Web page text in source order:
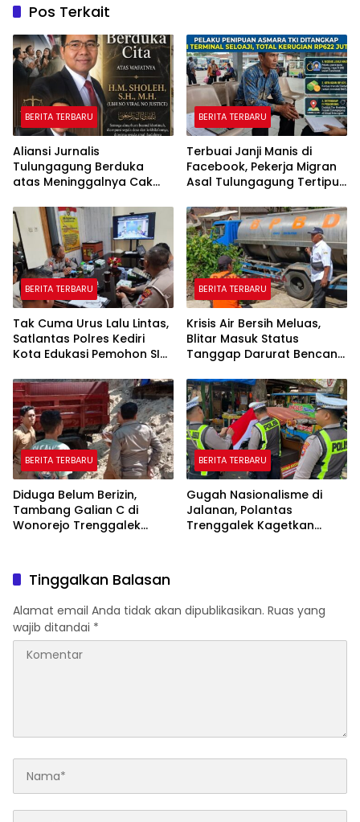
Pos Terkait
BERITA TERBARU
Aliansi Jurnalis
Tulungagung Berduka
atas Meninggalnya Cak
“Beliau Pejuang Keadilan
yang Vokal”
BERITA TERBARU
Terbuai Janji Manis di
Facebook, Pekerja Migran
Asal Tulungagung Tertipu
BERITA TERBARU
Tak Cuma Urus Lalu Lintas,
Satlantas Polres Kediri
Kota Edukasi Pemohon SIM
Pelatihan AI
BERITA TERBARU
Krisis Air Bersih Meluas,
Blitar Masuk Status
Tanggap Darurat Bencana
BERITA TERBARU
Diduga Belum Berizin,
Tambang Galian C di
Wonorejo Trenggalek
BERITA TERBARU
Gugah Nasionalisme di
Jalanan, Polantas
Trenggalek Kagetkan
Tinggalkan Balasan
Alamat email Anda tidak akan dipublikasikan. Ruas yang
wajib ditandai *